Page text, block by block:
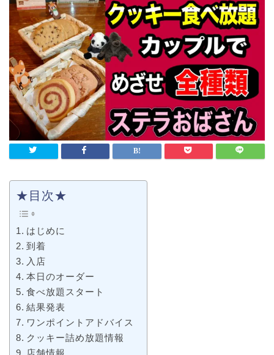
★目次★
はじめに
到着
入店
本日のオーダー
食べ放題スタート
結果発表
ワンポイントアドバイス
クッキー詰め放題情報
店舗情報